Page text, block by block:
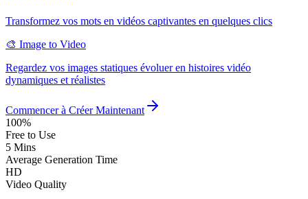
Transformez vos mots en vidéos captivantes en quelques clics
🎨 Image to Video
Regardez vos images statiques évoluer en histoires vidéo
dynamiques et réalistes
Commencer à Créer Maintenant
100%
Free to Use
5 Mins
Average Generation Time
HD
Video Quality